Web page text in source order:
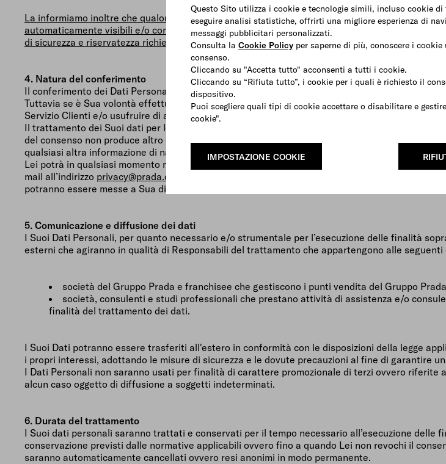
Questo Sito utilizza i cookie e tecnologie simili, incluso cookie
eseguire analisi statistiche, offrirti una migliore esperienza di
messaggi pubblicitari personalizzati.
Consulta la Cookie Policy per saperne di più, conoscere i
consenso.
Cliccando su "Accetta tutto" acconsenti a tutti i cookie.
Cliccando su “Rifiuta tutto”, i cookie per i quali è richiesto il
dispositivo.
Puoi scegliere quali tipi di cookie accettare o disabilitare e
cookie".
IMPOSTAZIONE COOKIE
La informiamo inoltre che qualora acconsenta al trattamento dei Suoi Dati Personali per le
automaticamente visibili e/o condivisi con tutti i punti vendita del Gruppo Prada (all’interno e
di sicurezza e riservatezza richieste dalla relativa normativa applicabile.
4. Natura del conferimento
Il conferimento dei Dati Personali è facoltativo.
Tuttavia se è Sua volontà effettuare un ordine di acquisto dei prodotti offerti sul Sito e/o
Servizio Clienti e/o usufruire di altri servizi del Gruppo Prada è necessario compilare tutti i
Il trattamento dei Suoi dati per le finalità di cui alle lettere (c) e (d) del paragrafo 2 è
del consenso non produce altro effetto se non quello di non poterLe offrire un servizio
qualsiasi altra informazione di natura commerciale su prodotti, iniziative ed eventi del Gruppo
Lei potrà in qualsiasi momento modificare o revocare il Suo consenso ovvero opporsi al
mail all’indirizzo privacy@prada.com
o utilizzando il link “unsubscribe” presente in tutte le
potranno essere messe a Sua disposizione.
5. Comunicazione e diffusione dei dati
I Suoi Dati Personali, per quanto necessario e/o strumentale per l’esecuzione delle finalità
esterni che agiranno in qualità di Responsabili del trattamento che appartengono alle seguenti
società del Gruppo Prada e franchisee che gestiscono i punti vendita del Gruppo
società, consulenti e studi professionali che prestano attività di assistenza e/o
finalità del trattamento dei dati.
I Suoi Dati potranno essere trasferiti all'estero in conformità con le disposizioni della legge
i propri interessi, adottando le misure di sicurezza e le dovute precauzioni al fine di garantire
I Dati Personali non saranno usati per finalità di carattere promozionale di terzi ovvero
alcun caso oggetto di diffusione a soggetti indeterminati.
6. Durata del trattamento
I Suoi dati personali saranno trattati e conservati per il tempo necessario all’esecuzione
conservazione previsti dalle normative applicabili ovvero fino a quando Lei non revochi il
saranno automaticamente cancellati ovvero resi anonimi in modo permanente.